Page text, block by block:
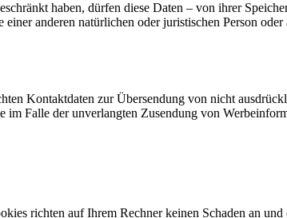
haben, dürfen diese Daten – von ihrer
anderen natürlichen oder juristischen Person
Kontaktdaten zur Übersendung von nicht
im Falle der unverlangten Zusendung von
richten auf Ihrem Rechner keinen Schaden an